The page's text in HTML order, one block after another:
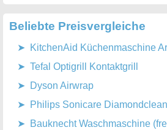
Beliebte Preisvergleiche
KitchenAid Küchenmaschine
Tefal Optigrill Kontaktgrill
Dyson Airwrap
Philips Sonicare Diamondclean
Bauknecht Waschmaschine